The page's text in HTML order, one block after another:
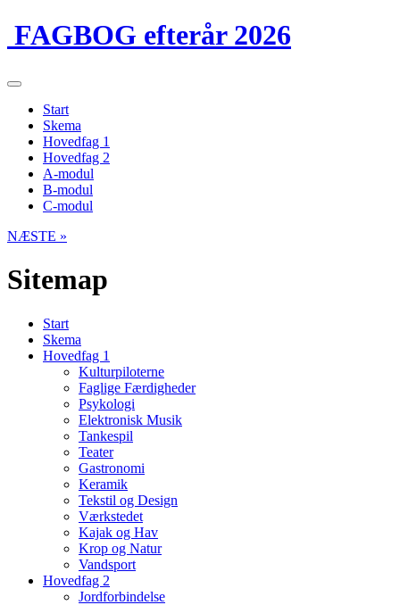
FAGBOG efterår 2026
Start
Skema
Hovedfag 1
Hovedfag 2
A-modul
B-modul
C-modul
NÆSTE »
Sitemap
Start
Skema
Hovedfag 1
Kulturpiloterne
Faglige Færdigheder
Psykologi
Elektronisk Musik
Tankespil
Teater
Gastronomi
Keramik
Tekstil og Design
Værkstedet
Kajak og Hav
Krop og Natur
Vandsport
Hovedfag 2
Jordforbindelse